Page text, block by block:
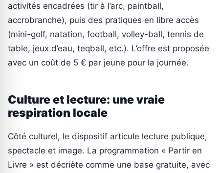
activités encadrées (tir à l’arc, paintball,
accrobranche), puis des pratiques en libre accès
(mini-golf, natation, football, volley-ball, tennis de
table, jeux d’eau, teqball, etc.). L’offre est proposée
avec un coût de 5 € par jeune pour la journée.
Culture et lecture: une vraie
respiration locale
Côté culturel, le dispositif articule lecture publique,
spectacle et image. La programmation « Partir en
Livre » est décriète comme une base gratuite, avec